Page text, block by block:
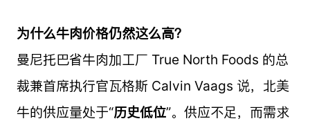
为什么牛肉价格仍然这么高？
曼尼托巴省牛肉加工厂 True North Foods 的总
裁兼首席执行官瓦格斯 Calvin Vaags 说，北美
牛的供应量处于“历史低位”。供应不足，而需求